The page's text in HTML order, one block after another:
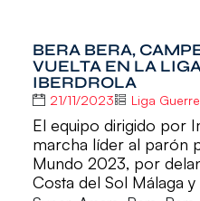
BERA BERA,
VUELTA EN LA
IBERDROLA
21/11/2023 Liga
El equipo dirigido por
marcha líder al parón
Mundo 2023, por
Costa del Sol Málaga y